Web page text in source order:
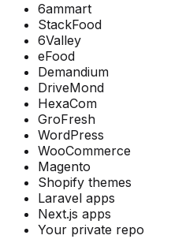
6ammart
StackFood
6Valley
eFood
Demandium
DriveMond
HexaCom
GroFresh
WordPress
WooCommerce
Magento
Shopify themes
Laravel apps
Next.js apps
Your private repo